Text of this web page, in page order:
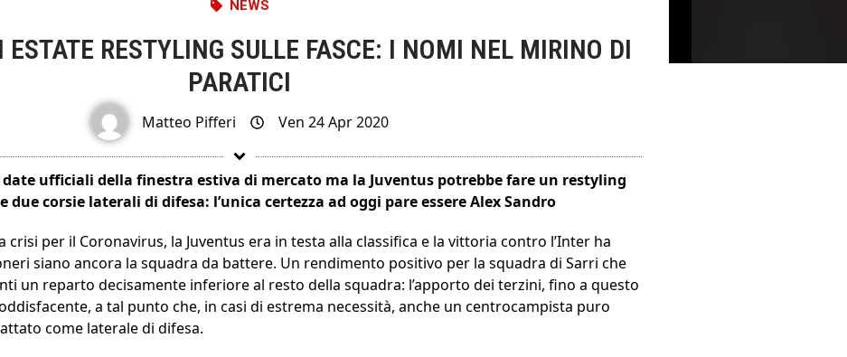
NEWS
RESTYLING SULLE FASCE: I NOMI NEL MIRINO DI
PARATICI
Matteo Pifferi Ven 24 Apr 2020
ufficiali della finestra estiva di mercato ma la Juventus potrebbe fare un restyling
due corsie laterali di difesa: l’unica certezza ad oggi pare essere Alex Sandro
crisi per il Coronavirus, la Juventus era in testa alla classifica e la vittoria contro l’Inter ha
siano ancora la squadra da battere. Un rendimento positivo per la squadra di Sarri che
un reparto decisamente inferiore al resto della squadra: l’apporto dei terzini, fino a questo
a tal punto che, in casi di estrema necessità, anche un centrocampista puro
come laterale di difesa.